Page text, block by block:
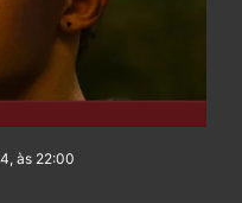
às 22:00